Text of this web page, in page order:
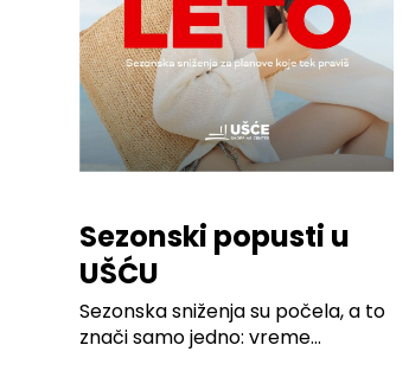
Sezonski popusti u
UŠĆU
Sezonska sniženja su počela, a to
znači samo jedno: vreme...